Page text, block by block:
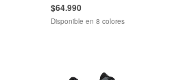
$64.990
Disponible en 8 colores